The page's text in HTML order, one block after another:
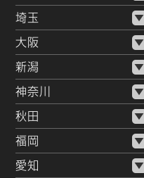
埼玉
大阪
新潟
神奈川
秋田
福岡
愛知